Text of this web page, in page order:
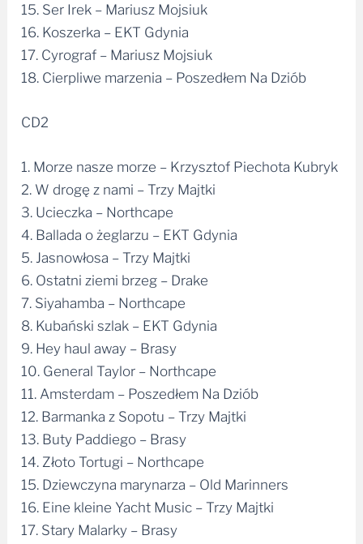
15. Ser Irek – Mariusz Mojsiuk
16. Koszerka – EKT Gdynia
17. Cyrograf – Mariusz Mojsiuk
18. Cierpliwe marzenia – Poszedłem Na Dziób
CD2
1. Morze nasze morze – Krzysztof Piechota Kubryk
2. W drogę z nami – Trzy Majtki
3. Ucieczka – Northcape
4. Ballada o żeglarzu – EKT Gdynia
5. Jasnowłosa – Trzy Majtki
6. Ostatni ziemi brzeg – Drake
7. Siyahamba – Northcape
8. Kubański szlak – EKT Gdynia
9. Hey haul away – Brasy
10. General Taylor – Northcape
11. Amsterdam – Poszedłem Na Dziób
12. Barmanka z Sopotu – Trzy Majtki
13. Buty Paddiego – Brasy
14. Złoto Tortugi – Northcape
15. Dziewczyna marynarza – Old Marinners
16. Eine kleine Yacht Music – Trzy Majtki
17. Stary Malarky – Brasy